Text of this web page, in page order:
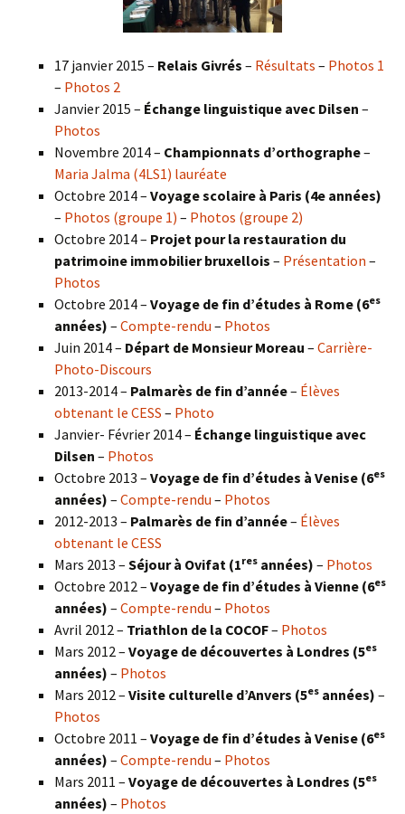
17 janvier 2015 – Relais Givrés – Résultats – Photos 1
– Photos 2
Janvier 2015 – Échange linguistique avec Dilsen –
Photos
Novembre 2014 – Championnats d’orthographe–
Maria Jalma (4LS1) lauréate
Octobre 2014 – Voyage scolaire à Paris (4e années)
– Photos (groupe 1) – Photos (groupe 2)
Octobre 2014 – Projet pour la restauration du
patrimoine immobilier bruxellois – Présentation –
Photos
Octobre 2014 – Voyage de fin d’études à Rome (6es
années) – Compte-rendu – Photos
Juin 2014 – Départ de Monsieur Moreau – Carrière-
Photo-Discours
2013-2014 – Palmarès de fin d’année– Élèves
obtenant le CESS – Photo
Janvier- Février 2014 – Échange linguistique avec
Dilsen – Photos
Octobre 2013 – Voyage de fin d’études à Venise (6es
années) – Compte-rendu – Photos
2012-2013 – Palmarès de fin d’année– Élèves
obtenant le CESS
Mars 2013 – Séjour à Ovifat (1res années) – Photos
Octobre 2012 – Voyage de fin d’études à Vienne (6es
années) – Compte-rendu – Photos
Avril 2012 – Triathlon de la COCOF– Photos
Mars 2012 – Voyage de découvertes à Londres (5es
années) – Photos
Mars 2012 – Visite culturelle d’Anvers (5es années) –
Photos
Octobre 2011 – Voyage de fin d’études à Venise (6es
années) – Compte-rendu – Photos
Mars 2011 – Voyage de découvertes à Londres (5es
années) – Photos